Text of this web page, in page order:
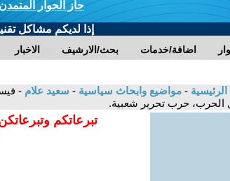
حاز الحوار
إذا لديكم مشاكل
الاخبار بحث/الارشيف اضافة/خدمات
- مواضيع وابحاث سياسية - سعيد علام -
الحرب، حرب تحرير شعبية.
تبرعاتكم